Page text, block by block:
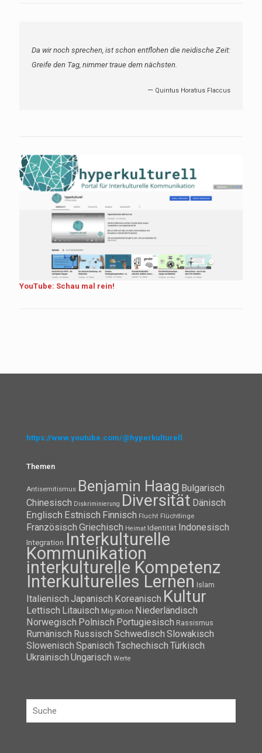
Die Waffen nieder!
YouTube: Schau mal rein!
Chinesisch Diskriminierung DiversitätDänisch
EnglischEstnischFinnisch Flucht Flüchtlinge
FranzösischGriechisch Heimat Identität Indonesisch
Integration Interkulturelle
Kommunikation
interkulturelle Kompetenz
Interkulturelles Lernen Islam
Italienisch Japanisch Koreanisch Kultur
LettischLitauisch Migration Niederländisch
Norwegisch Polnisch Portugiesisch Rassismus
Rumänisch Russisch SchwedischSlowakisch
Slowenisch Spanisch TschechischTürkisch
UkrainischUngarisch Werte